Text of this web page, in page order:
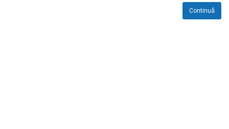
Continuă